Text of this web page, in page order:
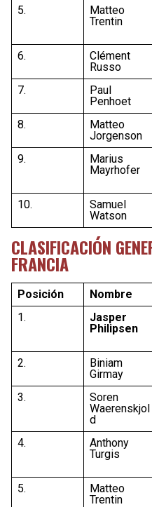
5.
Matteo
Trentin
6.
Clément
Russo
7.
Paul
Penhoet
8.
Matteo
Jorgenson
9.
Marius
Mayrhofer
10.
Samuel
Watson
CLASIFICACIÓN
FRANCIA
Posición Nombre
1.
Jasper
Philipsen
2.
Biniam
Girmay
3.
Soren
Waerenskjol
d
4.
Anthony
Turgis
5.
Matteo
Trentin